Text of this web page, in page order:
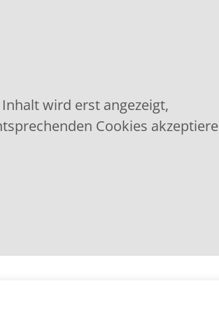
wird erst angezeigt,
Cookies